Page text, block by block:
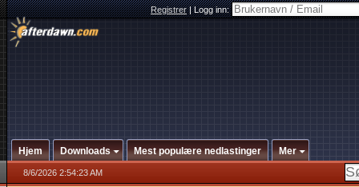
Registrer|Logg inn:
Hjem Downloads Mest populære nedlastinger Mer
8/6/2026 2:54:23 AM